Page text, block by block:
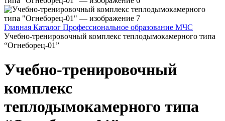
Главная Каталог Профессиональное образование МЧС
Учебно-тренировочный комплекс теплодымокамерного типа
“Огнеборец-01”
Учебно-тренировочный
комплекс
теплодымокамерного типа